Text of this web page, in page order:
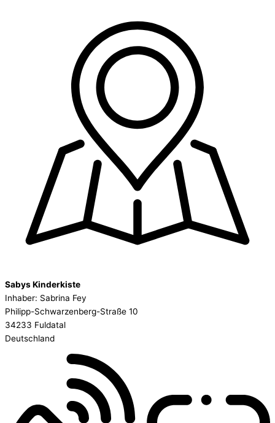
Sabys Kinderkiste
Inhaber: Sabrina Fey
Philipp-Schwarzenberg-Straße 10
34233 Fuldatal
Deutschland